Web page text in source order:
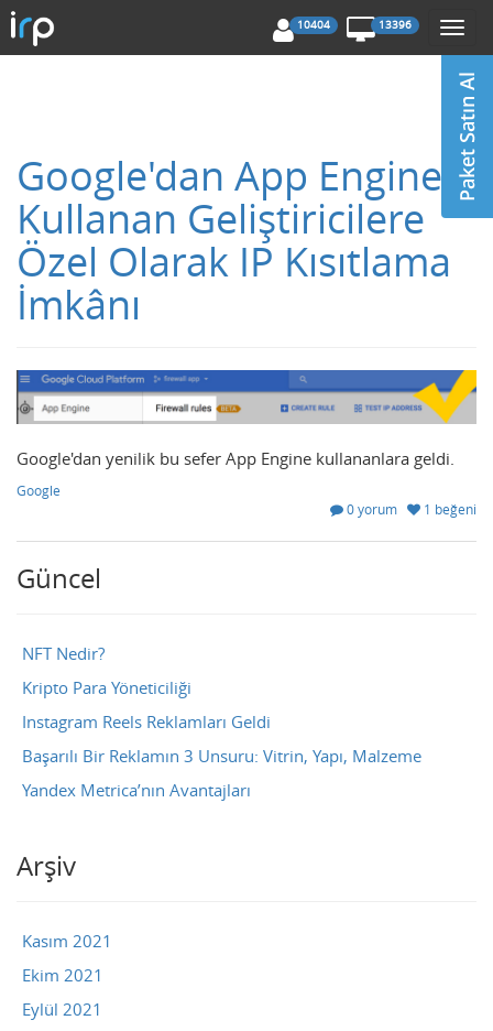
10404 13396
Google'dan App Engine
Kullanan Geliştiricilere
Özel Olarak IP Kısıtlama
İmkânı
Google'dan yenilik bu sefer App Engine kullananlara geldi.
Google
0 yorum
1 beğeni
Güncel
NFT Nedir?
Kripto Para Yöneticiliği
Instagram Reels Reklamları Geldi
Başarılı Bir Reklamın 3 Unsuru: Vitrin, Yapı, Malzeme
Yandex Metrica’nın Avantajları
Arşiv
Kasım 2021
Ekim 2021
Eylül 2021